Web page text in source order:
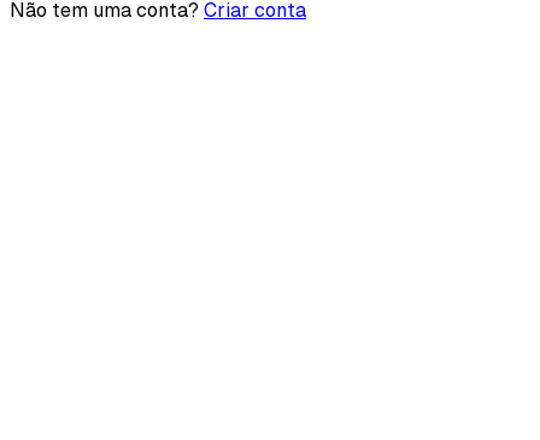
Não tem uma conta? Criar conta